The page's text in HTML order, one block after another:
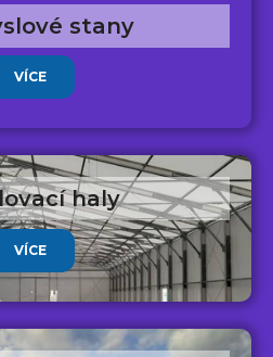
stany
VÍCE
haly
VÍCE